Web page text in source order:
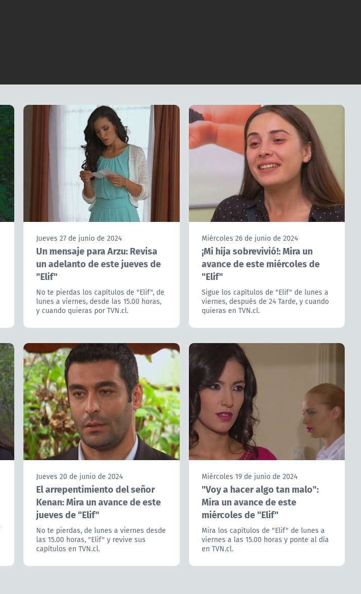
Jueves 27 de junio de 2024
Un mensaje para Arzu: Revisa
un adelanto de este jueves de
"Elif"
No te pierdas los capítulos de "Elif", de
lunes a viernes, desde las 15.00 horas,
y cuando quieras por TVN.cl.
Miércoles 26 de junio de 2024
¡Mi hija sobrevivió!: Mira un
avance de este miércoles de
"Elif"
Sigue los capítulos de "Elif" de lunes a
viernes, después de 24 Tarde, y cuando
quieras en TVN.cl.
Jueves 20 de junio de 2024
El arrepentimiento del señor
Kenan: Mira un avance de este
jueves de "Elif"
No te pierdas, de lunes a viernes desde
las 15.00 horas, "Elif" y revive sus
capítulos en TVN.cl.
Miércoles 19 de junio de 2024
"Voy a hacer algo tan malo":
Mira un avance de este
miércoles de "Elif"
Mira los capítulos de "Elif" de lunes a
viernes a las 15.00 horas y ponte al día
en TVN.cl.